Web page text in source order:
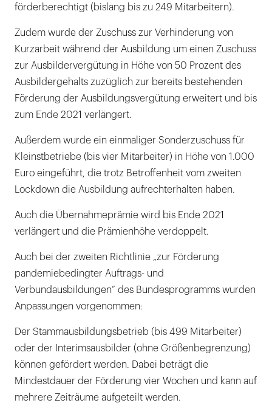
förderberechtigt (bislang bis zu 249 Mitarbeitern).
Zudem wurde der Zuschuss zur Verhinderung von
Kurzarbeit während der Ausbildung um einen Zuschuss
zur Ausbildervergütung in Höhe von 50 Prozent des
Ausbildergehalts zuzüglich zur bereits bestehenden
Förderung der Ausbildungsvergütung erweitert und bis
zum Ende 2021 verlängert.
Außerdem wurde ein einmaliger Sonderzuschuss für
Kleinstbetriebe (bis vier Mitarbeiter) in Höhe von 1.000
Euro eingeführt, die trotz Betroffenheit vom zweiten
Lockdown die Ausbildung aufrechterhalten haben.
Auch die Übernahmeprämie wird bis Ende 2021
verlängert und die Prämienhöhe verdoppelt.
Auch bei der zweiten Richtlinie „zur Förderung
pandemiebedingter Auftrags- und
Verbundausbildungen“ des Bundesprogramms wurden
Anpassungen vorgenommen:
Der Stammausbildungsbetrieb (bis 499 Mitarbeiter)
oder der Interimsausbilder (ohne Größenbegrenzung)
können gefördert werden. Dabei beträgt die
Mindestdauer der Förderung vier Wochen und kann auf
mehrere Zeiträume aufgeteilt werden.